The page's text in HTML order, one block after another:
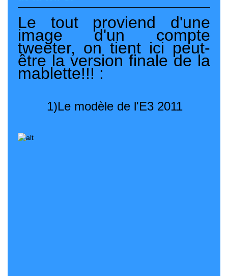
Le tout proviend d'une
image d'un compte
tweeter, on tient ici peut-
être la version finale de la
mablette!!! :
1)Le modèle de l'E3 2011